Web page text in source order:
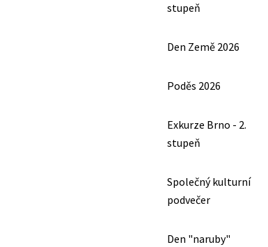
stupeň
Den Země 2026
Poděs 2026
Exkurze Brno - 2.
stupeň
Společný kulturní
podvečer
Den "naruby"